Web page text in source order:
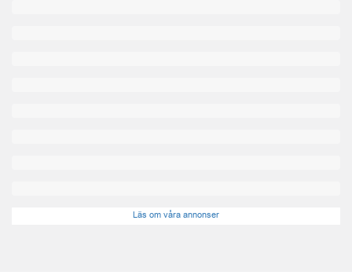
Läs om våra annonser